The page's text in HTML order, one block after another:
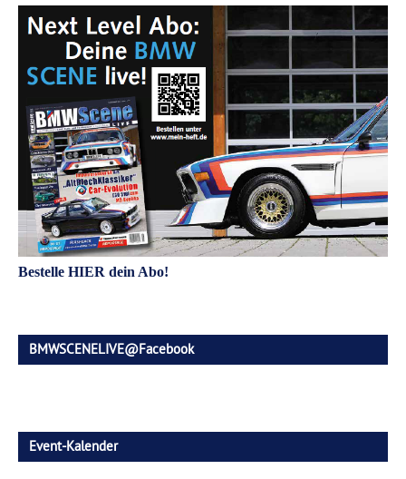
Bestelle HIER dein Abo!
BMWSCENELIVE@Facebook
Event-Kalender